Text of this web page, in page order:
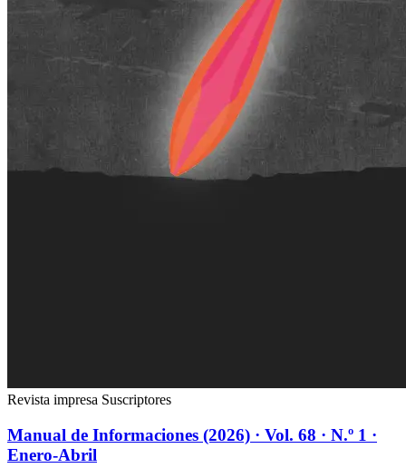
Revista impresa Suscriptores
Manual de Informaciones (2026) · Vol. 68 · N.º 1 ·
Enero-Abril